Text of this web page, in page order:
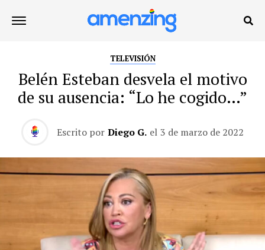
TELEVISIÓN
Belén Esteban desvela el motivo
de su ausencia: “Lo he cogido…”
Escrito por Diego G. el 3 de marzo de 2022